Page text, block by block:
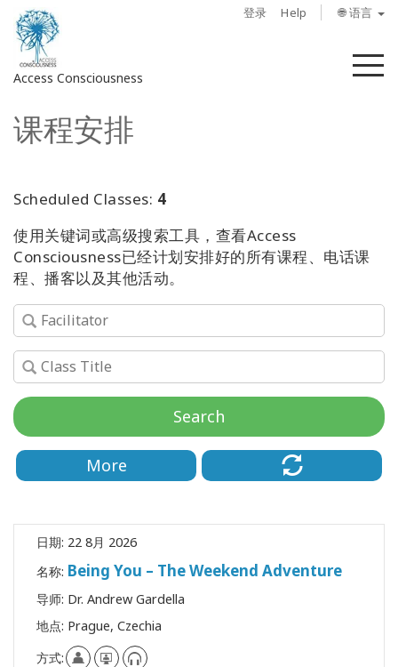
登录 Help 🌐 语言
Access Consciousness
菜
登
录
的
户
关
Access
Bars
课
找
导
Shop
More
课程安排
Scheduled Classes: 4
使用关键词或高级搜索工具，查看Access
Consciousness已经计划安排好的所有课程、电话课
程、播客以及其他活动。
Search
More
日期: 22 8月 2026
名称: Being You – The Weekend Adventure
导师: Dr. Andrew Gardella
地点: Prague, Czechia
方式: